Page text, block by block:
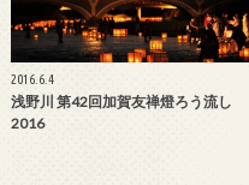
2016.6.4
浅野川 第42回加賀友禅燈ろう流し
2016